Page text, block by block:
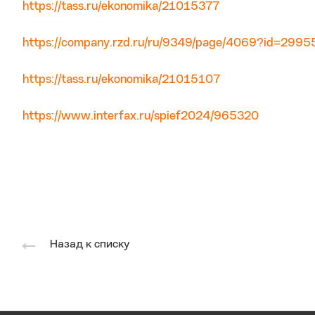
https://tass.ru/ekonomika/21015377
https://company.rzd.ru/ru/9349/page/
https://tass.ru/ekonomika/21015107
https://www.interfax.ru/spief2024/965320
Назад к списку